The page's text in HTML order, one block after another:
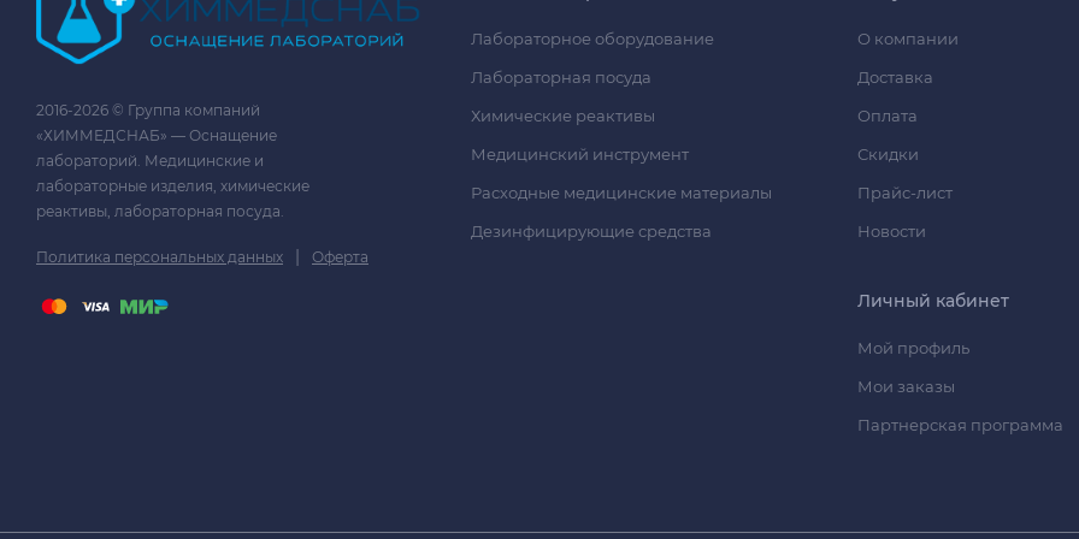
2016-2026 © Группа компаний
«ХИММЕДСНАБ» — Оснащение
лабораторий. Медицинские и
лабораторные изделия, химические
реактивы, лабораторная посуда.
Политика персональных данных | Оферта
Лабораторное оборудование
Лабораторная посуда
Химические реактивы
Медицинский инструмент
Расходные медицинские материалы
Дезинфицирующие средства
О компании
Доставка
Оплата
Скидки
Прайс-лист
Новости
Личный кабинет
Мой профиль
Мои заказы
Партнерская программа